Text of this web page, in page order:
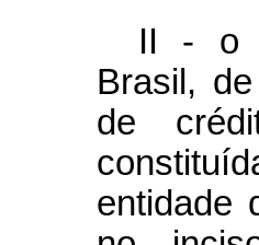
II - o
Brasil,
de
entidade